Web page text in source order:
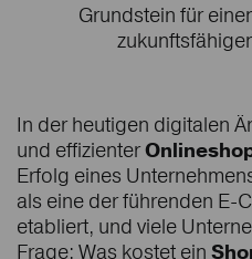
Grundstein für
In der heutigen digitalen
und effizienter
Erfolg eines
als eine der führenden E-
etabliert, und viele
Frage: Was kostet ein